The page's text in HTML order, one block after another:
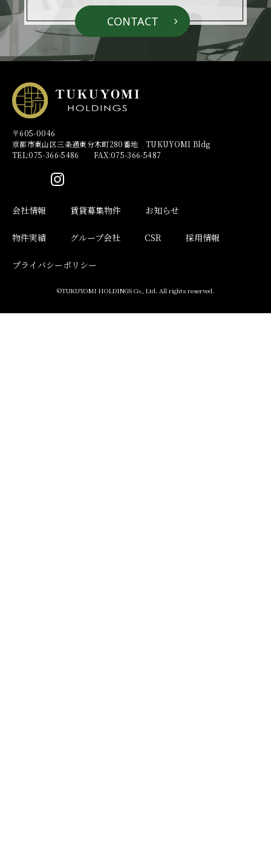
CONTACT
〒605-0046
京都市東山区三条通東分木町280番地 TUKUYOMI Bldg
TEL:075-366-5486 FAX:075-366-5487
会社情報 賃貸募集物件 お知らせ
物件実績 グループ会社 CSR 採用情報
プライバシーポリシー
©TUKUYOMI HOLDINGS Co., Ltd. All rights reserved.